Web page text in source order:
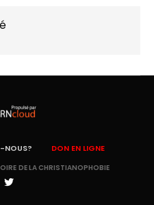
NOUS? DON EN LIGNE
DE LA CHRISTIANOPHOBIE